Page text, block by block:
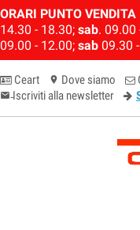
ORARI PUNTO
14.30 - 18.30; sab. 09.00
09.00 - 12.00; sab 09.30
Ceart location_on Dove siamo
email-newsletter
Iscriviti alla newsletter